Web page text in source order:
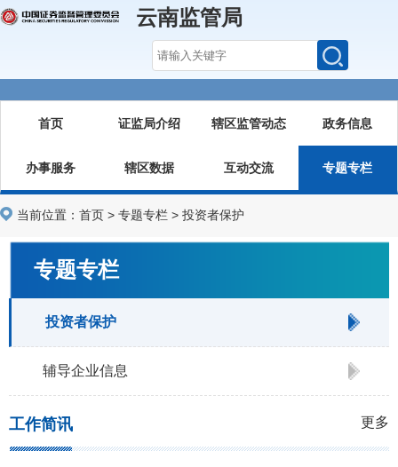
云南监管局
首页 证监局介绍 辖区监管动态 政务信息
办事服务 辖区数据 互动交流 专题专栏
当前位置： 首页 > 专题专栏 > 投资者保护
专题专栏
投资者保护
辅导企业信息
工作简讯 更多